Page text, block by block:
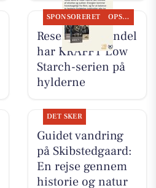
SPONSORERET OPSLAGSTAVLEN
Resen Landhandel
har KRAFFT Low
Starch-serien på
hylderne
DET SKER
Guidet vandring
på Skibstedgaard:
En rejse gennem
historie og natur